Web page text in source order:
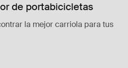
de portabicicletas
la mejor carriola para tus